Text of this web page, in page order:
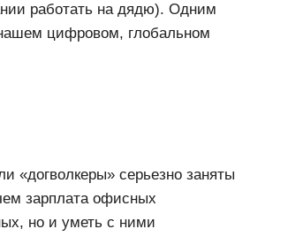
работать на дядю). Одним
цифровом, глобальном
«догволкеры» серьезно заняты
зарплата офисных
но и уметь с ними